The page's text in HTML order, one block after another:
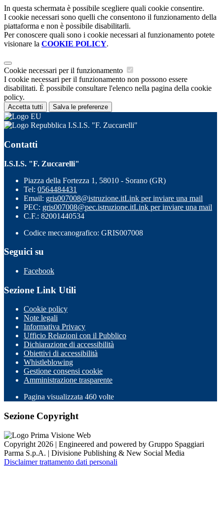
In questa schermata è possibile scegliere quali cookie consentire.
I cookie necessari sono quelli che consentono il funzionamento della
piattaforma e non è possibile disabilitarli.
Per conoscere quali sono i cookie necessari al funzionamento potete
visionare la COOKIE POLICY.
Cookie necessari per il funzionamento
I cookie necessari per il funzionamento non possono essere
disabilitati. È possibile consultare l'elenco nella pagina della cookie
policy.
Accetta tutti Salva le preferenze
I.S.I.S. "F. Zuccarelli"
Contatti
I.S.I.S. "F. Zuccarelli"
Piazza della Fortezza 1, 58010 - Sorano (GR)
Tel: 0564484431
Email: gris007008@istruzione.itLink per inviare una mail
PEC: gris007008@pec.istruzione.itLink per inviare una mail
C.F.: 82001440534
Codice meccanografico: GRIS007008
Seguici su
Facebook
Sezione Link Utili
Cookie policy
Note legali
Informativa Privacy
Ufficio Relazioni con il Pubblico
Dichiarazione di accessibilità
Obiettivi di accessibilità
Whistleblowing
Gestione consensi cookie
Amministrazione trasparente
Pagina visualizzata 460 volte
Sezione Copyright
Copyright 2026 | Engineered and powered by Gruppo Spaggiari
Parma S.p.A. | Divisione Publishing & New Social Media
Disclaimer trattamento dati personali